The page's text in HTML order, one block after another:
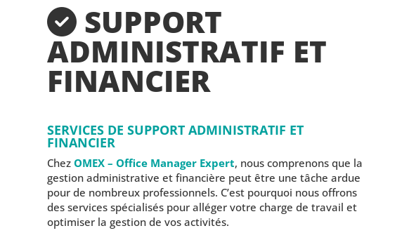
SUPPORT
ADMINISTRATIF ET
FINANCIER
SERVICES DE SUPPORT ADMINISTRATIF ET
FINANCIER
ChezOMEX – Office Manager Expert, nous comprenons que la
gestion administrative et financière peut être une tâche ardue
pour de nombreux professionnels. C’est pourquoi nous offrons
des services spécialisés pour alléger votre charge de travail et
optimiser la gestion de vos activités.